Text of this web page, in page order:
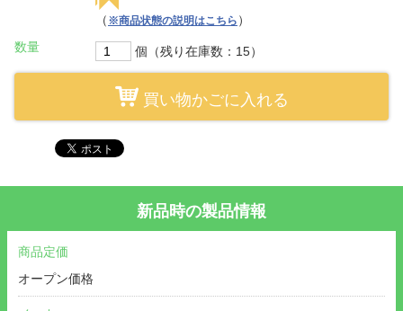
（ ※商品状態の説明はこちら ）
数量
個（残り在庫数：15）
買い物かごに入れる
新品時の製品情報
商品定価
オープン価格